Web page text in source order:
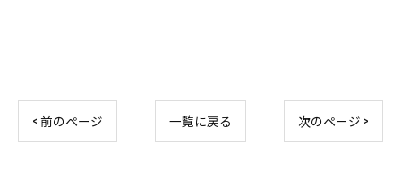
< 前のページ 一覧に戻る 次のページ >